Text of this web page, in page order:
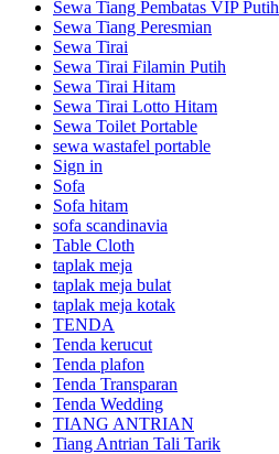
Sewa Tiang Pembatas VIP Putih
Sewa Tiang Peresmian
Sewa Tirai
Sewa Tirai Filamin Putih
Sewa Tirai Hitam
Sewa Tirai Lotto Hitam
Sewa Toilet Portable
sewa wastafel portable
Sign in
Sofa
Sofa hitam
sofa scandinavia
Table Cloth
taplak meja
taplak meja bulat
taplak meja kotak
TENDA
Tenda kerucut
Tenda plafon
Tenda Transparan
Tenda Wedding
TIANG ANTRIAN
Tiang Antrian Tali Tarik